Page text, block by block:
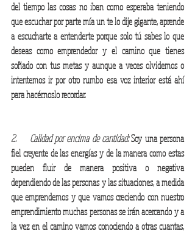
del tiempo las cosas no iban como esperaba teniendo
que escuchar por parte mía un te lo dije gigante, aprende
a escucharte a entenderte porque solo tú sabes lo que
deseas como emprendedor y el camino que tienes
soñado con tus metas y aunque a veces olvidemos o
intentemos ir por otro rumbo esa voz interior está ahí
para hacérnoslo recordar.
2.     Calidad por encima de cantidad: Soy una persona
fiel creyente de las energías y de la manera como estas
pueden fluir de manera positiva o negativa
dependiendo de las personas y las situaciones, a medida
que emprendemos y que vamos creciendo con nuestro
emprendimiento muchas personas se irán acercando y a
la vez en el camino vamos conociendo a otras cuantas,